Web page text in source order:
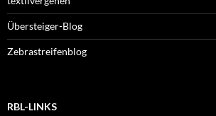
Übersteiger-Blog
Zebrastreifenblog
RBL-LINKS